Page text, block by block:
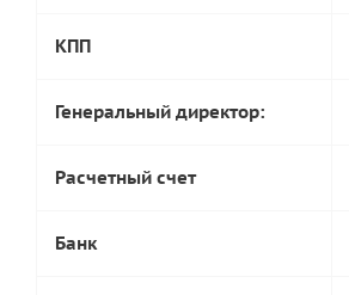
КПП
Генеральный директор:
Расчетный счет
Банк